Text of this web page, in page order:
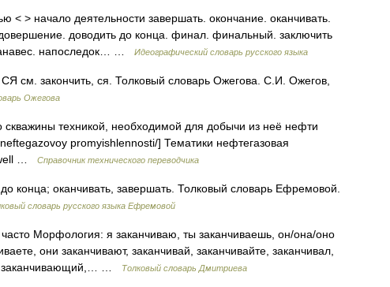
> начало деятельности завершать. окончание. оканчивать.
доводить до конца. финал. финальный. заключить
напоследок… …
Идеографический словарь русского языка
см. закончить, ся. Толковый словарь Ожегова. С.И. Ожегов,
Ожегова
скважины техникой, необходимой для добычи из неё нефти
promyishlennosti/] Тематики нефтегазовая
…
Справочник технического переводчика
конца; оканчивать, завершать. Толковый словарь Ефремовой.
словарь русского языка Ефремовой
Морфология: я заканчиваю, ты заканчиваешь, он/она/оно
они заканчивают, заканчивай, заканчивайте, заканчивал,
заканчивающий,… …
Толковый словарь Дмитриева